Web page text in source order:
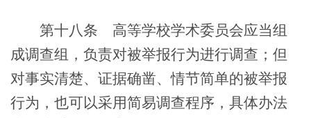
第十八条 高等学校学术委员会应当组
成调查组，负责对被举报行为进行调查；但
对事实清楚、证据确凿、情节简单的被举报
行为，也可以采用简易调查程序，具体办法